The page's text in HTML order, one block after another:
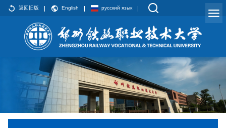
返回旧版 English русский язык